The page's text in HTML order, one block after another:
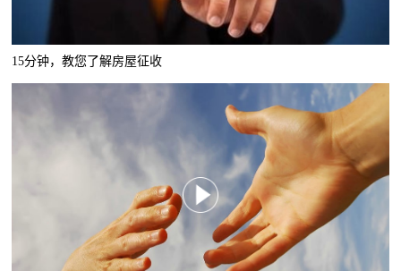
15分钟，教您了解房屋征收